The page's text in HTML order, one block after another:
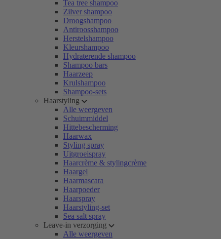
Tea tree shampoo
Zilver shampoo
Droogshampoo
Antiroosshampoo
Herstelshampoo
Kleurshampoo
Hydraterende shampoo
Shampoo bars
Haarzeep
Krulshampoo
Shampoo-sets
Haarstyling
Alle weergeven
Schuimmiddel
Hittebescherming
Haarwax
Styling spray
Uitgroeispray
Haarcrème & stylingcrème
Haargel
Haarmascara
Haarpoeder
Haarspray
Haarstyling-set
Sea salt spray
Leave-in verzorging
Alle weergeven